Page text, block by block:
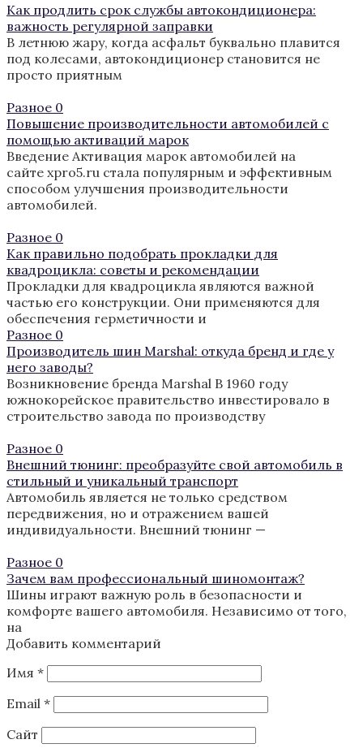
Как продлить срок службы автокондиционера:
важность регулярной заправки
В летнюю жару, когда асфальт буквально плавится
под колесами, автокондиционер становится не
просто приятным
Разное 0
Повышение производительности автомобилей с
помощью активаций марок
Введение Активация марок автомобилей на
сайте xpro5.ru стала популярным и эффективным
способом улучшения производительности
автомобилей.
Разное 0
Как правильно подобрать прокладки для
квадроцикла: советы и рекомендации
Прокладки для квадроцикла являются важной
частью его конструкции. Они применяются для
обеспечения герметичности и
Разное 0
Производитель шин Marshal: откуда бренд и где у
него заводы?
Возникновение бренда Marshal В 1960 году
южнокорейское правительство инвестировало в
строительство завода по производству
Разное 0
Внешний тюнинг: преобразуйте свой автомобиль в
стильный и уникальный транспорт
Автомобиль является не только средством
передвижения, но и отражением вашей
индивидуальности. Внешний тюнинг —
Разное 0
Зачем вам профессиональный шиномонтаж?
Шины играют важную роль в безопасности и
комфорте вашего автомобиля. Независимо от того,
на
Добавить комментарий
Имя *
Email *
Сайт